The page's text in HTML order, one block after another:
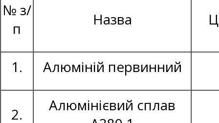
№ з/
п
Назва
1. Алюміній первинний
2.
Алюмінієвий сплав